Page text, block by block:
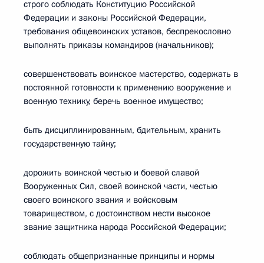
строго соблюдать Конституцию Российской
Федерации и законы Российской Федерации,
требования общевоинских уставов, беспрекословно
выполнять приказы командиров (начальников);
совершенствовать воинское мастерство, содержать в
постоянной готовности к применению вооружение и
военную технику, беречь военное имущество;
быть дисциплинированным, бдительным, хранить
государственную тайну;
дорожить воинской честью и боевой славой
Вооруженных Сил, своей воинской части, честью
своего воинского звания и войсковым
товариществом, с достоинством нести высокое
звание защитника народа Российской Федерации;
соблюдать общепризнанные принципы и нормы